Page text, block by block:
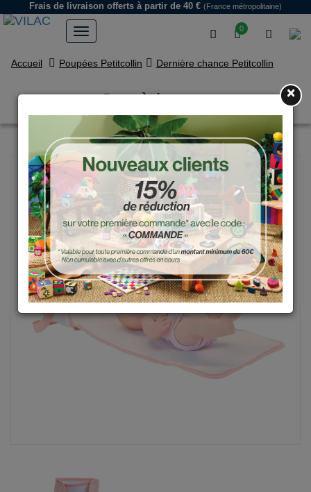
0
Frais de livraison offerts à partir de 40 € (France métropolitaine)
Accueil Poupées Petitcollin Dernière chance Petitcollin
Sac à langer ×